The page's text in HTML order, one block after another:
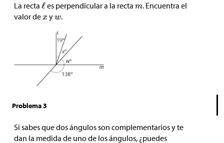
La recta es perpendicular a la recta
. Encuentra el
valor de
y .
Problema 3
Si sabes que dos ángulos son complementarios y te
dan la medida de uno de los ángulos, ¿puedes